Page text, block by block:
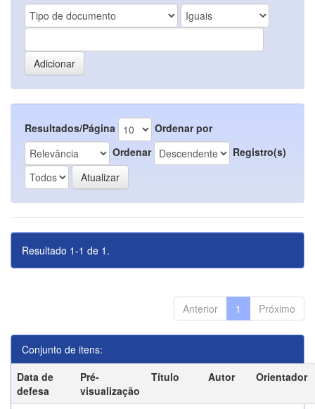
Resultados/Página
Ordenar por
Ordenar
Registro(s)
Resultado 1-1 de 1.
Anterior 1 Próximo
Conjunto de itens:
Data de
defesa
Pré-
visualização
Título Autor Orientador